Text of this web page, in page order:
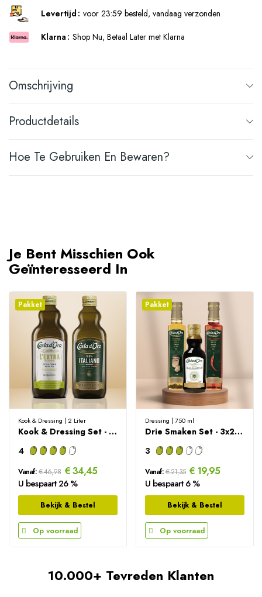
Levertijd voor 23:59 besteld, vandaag verzonden
Klarna Shop Nu, Betaal Later met Klarna
Omschrijving
Productdetails
Hoe Te Gebruiken En Bewaren?
Je Bent Misschien Ook
Geïnteresseerd In
Pakket
Kook & Dressing | 2 Liter
Kook & Dressing Set - 2000ml
4
Vanaf: € 46,98 € 34,45
U bespaart 26 %
Bekijk & Bestel
Op voorraad
Pakket
Dressing | 750 ml
Drie Smaken Set - 3x250ml
3
Vanaf: € 21,35 € 19,95
U bespaart 6 %
Bekijk & Bestel
Op voorraad
10.000+ Tevreden Klanten